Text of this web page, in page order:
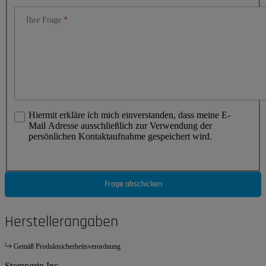
Ihre Frage
Hiermit erkläre ich mich einverstanden, dass meine E-
Mail Adresse ausschließlich zur Verwendung der
persönlichen Kontaktaufnahme gespeichert wird.
Frage abschicken
Herstellerangaben
Gemäß Produktsicherheitsverordnung